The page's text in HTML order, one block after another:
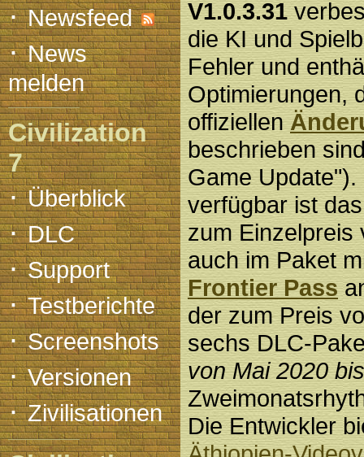
·Newsfeed
·News
melden
Civilization
7
·Überblick
·DLC
·Support
·Testberichte
·Screenshots
·Versionen
·Zivilisationen
V1.0.3.31
die KI und
Fehler und
Optimierungen,
offiziellen
beschrieben
Game
verfügbar ist
zum
auch im Paket
Frontier Pass
der zum Preis
sechs DLC-
von Mai 2020
Die Entwickler